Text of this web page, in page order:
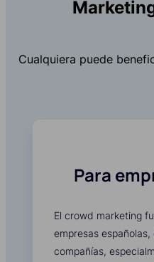
Cualquiera puede
Para
El crowd marketing
empresas
compañías,